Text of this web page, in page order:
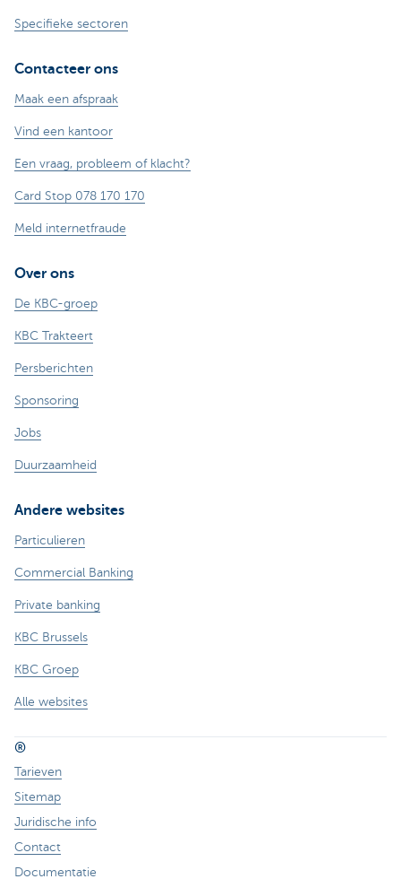
Specifieke sectoren
Contacteer ons
Maak een afspraak
Vind een kantoor
Een vraag, probleem of klacht?
Card Stop 078 170 170
Meld internetfraude
Over ons
De KBC-groep
KBC Trakteert
Persberichten
Sponsoring
Jobs
Duurzaamheid
Andere websites
Particulieren
Commercial Banking
Private banking
KBC Brussels
KBC Groep
Alle websites
®
Tarieven
Sitemap
Juridische info
Contact
Documentatie